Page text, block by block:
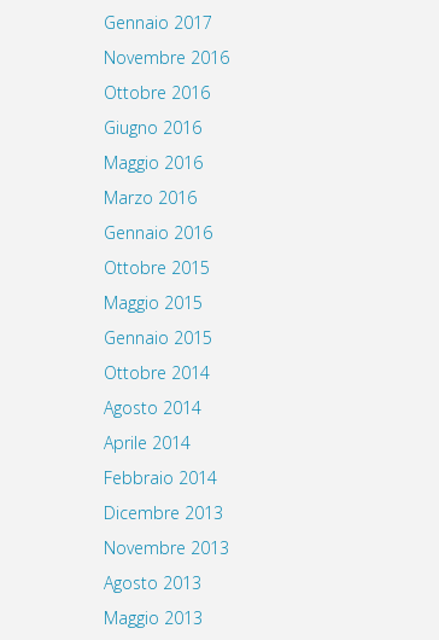
Gennaio 2017
Novembre 2016
Ottobre 2016
Giugno 2016
Maggio 2016
Marzo 2016
Gennaio 2016
Ottobre 2015
Maggio 2015
Gennaio 2015
Ottobre 2014
Agosto 2014
Aprile 2014
Febbraio 2014
Dicembre 2013
Novembre 2013
Agosto 2013
Maggio 2013